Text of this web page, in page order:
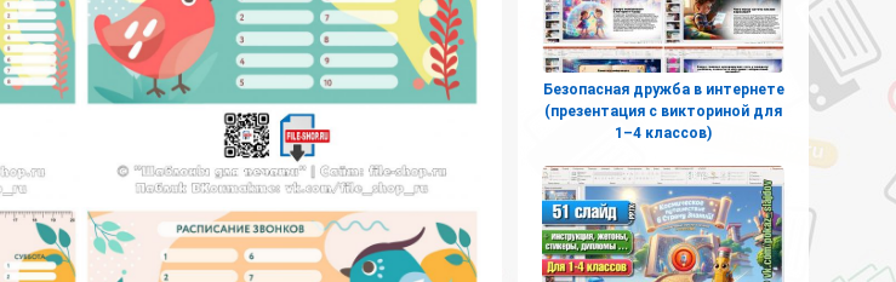
Безопасная дружба в интернете
(презентация с викториной для
1–4 классов)